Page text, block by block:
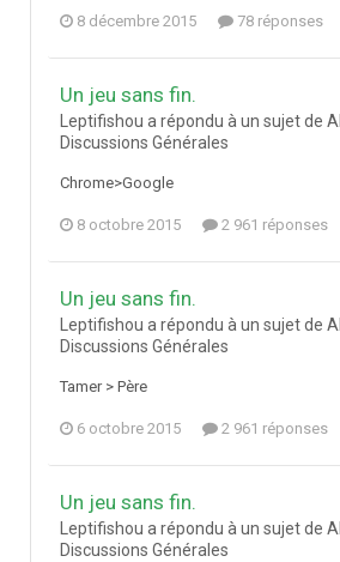
8 décembre 2015 78 réponses
Un jeu sans fin.
Leptifishou a répondu à un sujet de
Discussions Générales
Chrome>Google
8 octobre 2015 2 961 réponses
Un jeu sans fin.
Leptifishou a répondu à un sujet de
Discussions Générales
Tamer > Père
6 octobre 2015 2 961 réponses
Un jeu sans fin.
Leptifishou a répondu à un sujet de
Discussions Générales